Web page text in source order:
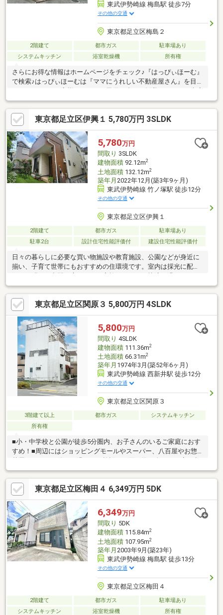
東武伊勢崎線 梅島駅 徒歩7分
その他の交通
東京都足立区梅島２
2階建て 都市ガス
駐車場あり
システムキッチン
浴室乾燥機 所有権
さらにお得な情報はホームページをチェック♪『はっぴぃほーむ』
で検索♪はっぴぃほーむは『ママにうれしい不動産屋さん』を目指
できない…、うちの子は元気が有り余っておとなしく出来ないか
らゆっくり話を聞けない…、子供が多くて他のお客様に迷惑がか
かってしまうので…、などのお話を耳にします。そこではっぴぃ
ほーむではママさんがゆっくりお話が出来る店舗づくりにしてみ
ました♪小さなお子様がいても安心な授乳室兼ベビールーム♪大型
キッズスペース♪アニメ好きなお子様の為に４９インチ液晶テレビ
♪を設置しております♪
東京都足立区伊興１ 5,780万円 3SLDK
5,780万円
間取り 3SLDK
建物面積92.12m2
土地面積132.12m2
築年月 2022年12月(築3年9ヶ月)
東武伊勢崎線 竹ノ塚駅 徒歩12分
その他の交通
東京都足立区伊興１
2階建て 都市ガス
駐車場あり
駐車2台
設計住宅性能評価付 建設住宅性能評価付
日々の暮らしに必要な買い物施設や教育施設、公園などが身近に
揃い、子育て世帯にもおすすめの住環境です。室内は採光に配慮
とりある間取りを採用。収納スペースも充実しており、住まいを
すっきりと保ちながら快適な生活を実現できます。交通アクセス
も良好で、通勤・通学はもちろん、休日のお出かけにも便利な立
地です。住み心地と利便性を兼ね備えた住まいで、新しい生活を
始めてみませんか。実際の陽当たりや周辺環境など、写真だけで
は伝わらない魅力をぜひ現地でご体感ください。
東京都足立区関原３ 5,800万円 4SLDK
5,800万円
間取り 4SLDK
建物面積111.36m2
土地面積66.31m2
築年月 1974年3月(築52年6ヶ月)
東武伊勢崎線 西新井駅 徒歩12分
その他の交通
東京都足立区関原３
3階建て以上 都市ガス
システムキッチン
所有権
■小・中学校と公園が徒歩5分圏内、お子さんのいるご家庭におす
すめ！■周辺にはショッピングモールやスーパー、八百屋やお惣
在しています。■リフォーム履歴有＜2019年1月＞分電盤交換、ダ
ウンライト設置、建具交換、クロス全室貼替、フロアタイル貼
替、キッチン交換、ユニットバス交換、ハウスクリーニング等＜
2021年8月＞屋上・バルコニー等防水工事※契約不適合責任免責
（土地・建物）※私道持分なし
東京都足立区梅田４ 6,349万円 5DK
6,349万円
間取り 5DK
建物面積115.84m2
土地面積107.95m2
築年月 2003年9月(築23年)
東武伊勢崎線 梅島駅 徒歩13分
その他の交通
東京都足立区梅田４
2階建て 都市ガス
駐車場あり
システムキッチン
浴室乾燥機 所有権